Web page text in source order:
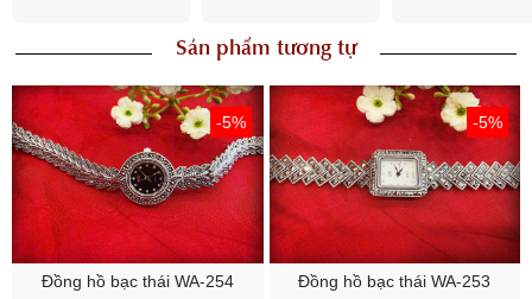
Sản phẩm tương tự
-5%
Đồng hồ bạc thái WA-254
-5%
Đồng hồ bạc thái WA-253